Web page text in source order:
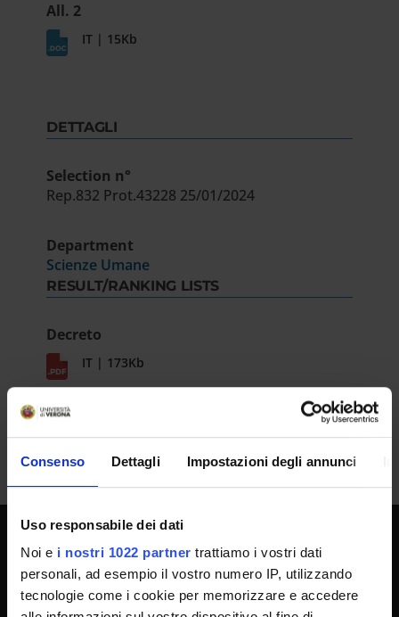
Consenso Dettagli Impostazioni degli annunci
Uso responsabile dei dati
Noi e i nostri 1022 partner trattiamo i vostri dati
personali, ad esempio il vostro numero IP, utilizzando
tecnologie come i cookie per memorizzare e accedere
All. 2
IT | 15Kb
DETTAGLI
Selection n°
Rep.832 Prot.43228 25/01/2024
Department
Scienze Umane
RESULT/RANKING LISTS
Decreto
IT | 173Kb
UNIVERSITY SERVICES